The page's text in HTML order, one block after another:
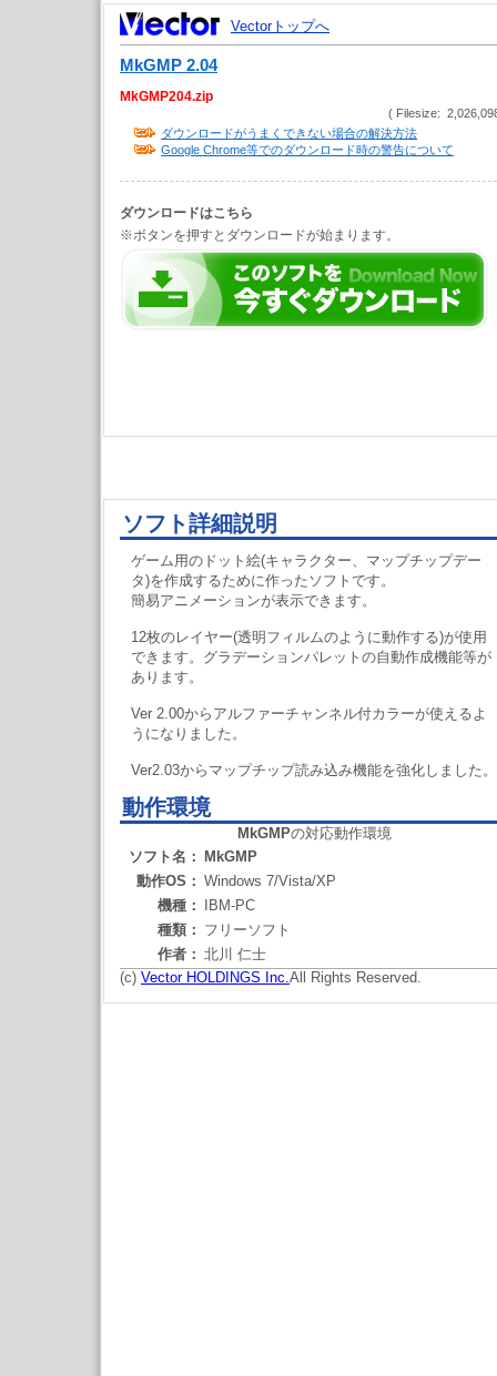
Vectorトップへ
MkGMP 2.04
MkGMP204.zip
( Filesize:
ダウンロードがうまくできない場合の解決方法
Google Chrome等でのダウンロード時の警告について
ダウンロードはこちら
※ボタンを押すとダウンロードが始まります。
ソフト詳細説明
ゲーム用のドット絵(キャラクター、マップチップデー
タ)を作成するために作ったソフトです。
簡易アニメーションが表示できます。
12枚のレイヤー(透明フィルムのように動作する)が使用
できます。グラデーションパレットの自動作成機能等が
あります。
Ver 2.00からアルファーチャンネル付カラーが使えるよ
うになりました。
Ver2.03からマップチップ読み込み機能を強化しました。
動作環境
MkGMPの対応動作環境
ソフト名：
MkGMP
動作OS： Windows 7/Vista/XP
機種：
IBM-PC
種類： フリーソフト
作者： 北川 仁士
(c) Vector HOLDINGS Inc.All Rights Reserved.